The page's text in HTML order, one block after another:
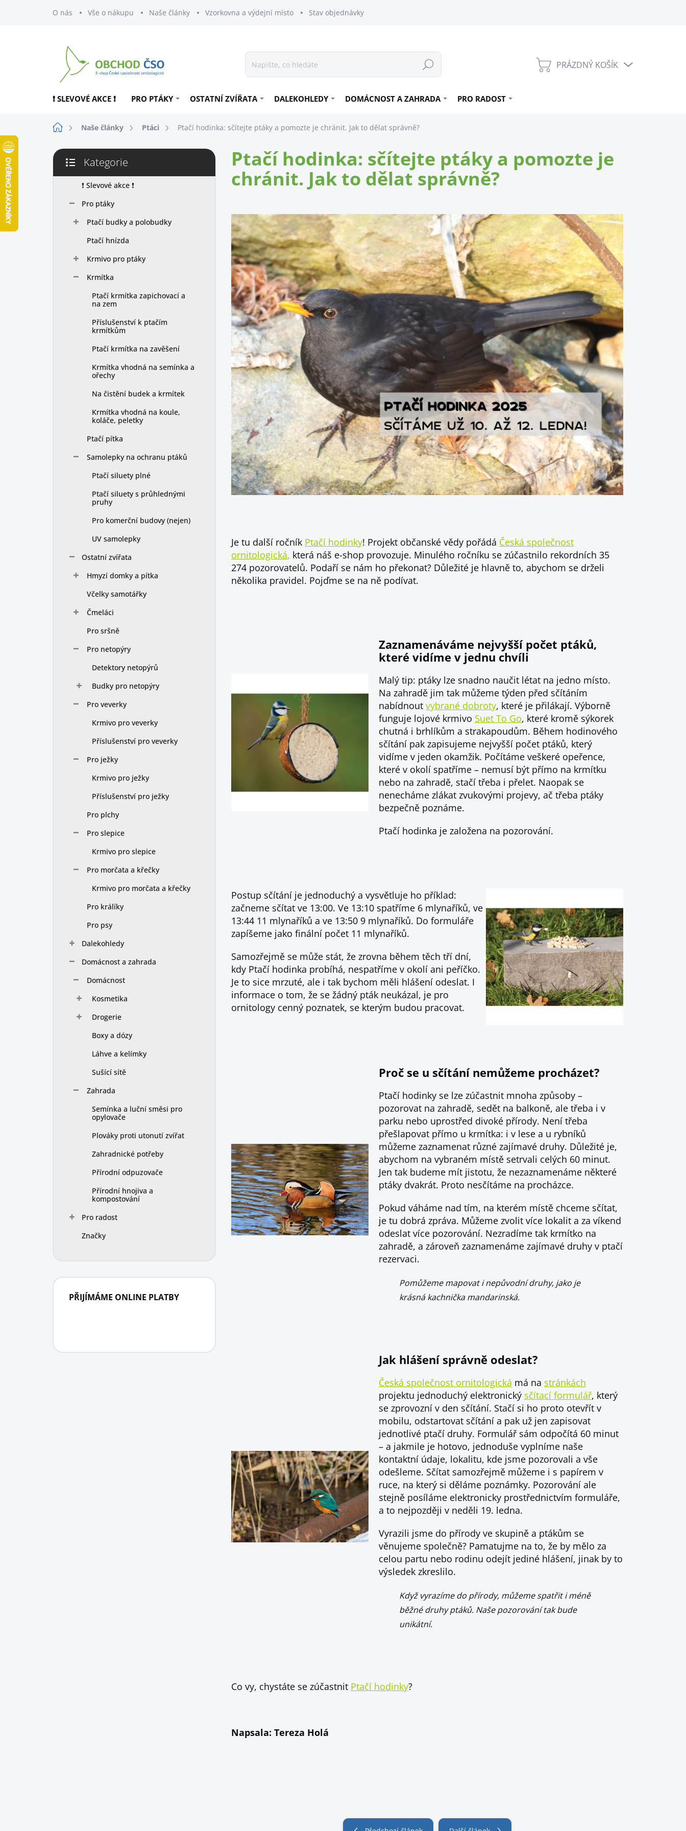
O nás Vše o nákupu Naše články Vzorkovna a výdejní místo Stav objednávky
Hledat NÁKUPNÍ
PRÁZDNÝ KOŠÍK
❗ SLEVOVÉ AKCE ❗ PRO PTÁKY OSTATNÍ ZVÍŘATA DALEKOHLEDY DOMÁCNOST A ZAHRADA PRO RADOST
DomůNaše články Ptáci Ptačí hodinka: sčítejte ptáky a pomozte je chránit. Jak to dělat správně?
P
s
Přeskočit
kategorie
Kategorie
❗ Slevové akce ❗
Pro ptáky
Ptačí budky a polobudky
Ptačí hnízda
Krmivo pro ptáky
Krmítka
Ptačí krmítka zapichovací a
na zem
Příslušenství k ptačím
krmítkům
Ptačí krmítka na zavěšení
Krmítka vhodná na semínka a
ořechy
Na čistění budek a krmítek
Krmítka vhodná na koule,
koláče, peletky
Ptačí pítka
Samolepky na ochranu ptáků
Ptačí siluety plné
Ptačí siluety s průhlednými
pruhy
Pro komerční budovy (nejen)
UV samolepky
Ostatní zvířata
Hmyzí domky a pítka
Včelky samotářky
Čmeláci
Pro sršně
Pro netopýry
Detektory netopýrů
Budky pro netopýry
Pro veverky
Krmivo pro veverky
Příslušenství pro veverky
Pro ježky
Krmivo pro ježky
Příslušenství pro ježky
Pro plchy
Pro slepice
Krmivo pro slepice
Pro morčata a křečky
Krmivo pro morčata a křečky
Pro králíky
Pro psy
Dalekohledy
Domácnost a zahrada
Domácnost
Kosmetika
Drogerie
Boxy a dózy
Láhve a kelímky
Sušící sítě
Zahrada
Semínka a luční směsi pro
opylovače
Plováky proti utonutí zvířat
Zahradnické potřeby
Přírodní odpuzovače
Přírodní hnojiva a
kompostování
Pro radost
Značky
PŘIJÍMÁME ONLINE PLATBY
Ptačí hodinka: sčítejte ptáky a pomozte je
chránit. Jak to dělat správně?
Je tu další ročník Ptačí hodinky! Projekt občanské vědy pořádá Česká společnost
ornitologická, která náš e-shop provozuje. Minulého ročníku se zúčastnilo rekordních 35
274 pozorovatelů. Podaří se nám ho překonat? Důležité je hlavně to, abychom se drželi
několika pravidel. Pojďme se na ně podívat.
Zaznamenáváme nejvyšší počet ptáků,
které vidíme v jednu chvíli
Malý tip: ptáky lze snadno naučit létat na jedno místo.
Na zahradě jim tak můžeme týden před sčítáním
nabídnout vybrané dobroty, které je přilákají. Výborně
funguje lojové krmivo Suet To Go, které kromě sýkorek
chutná i brhlíkům a strakapoudům. Během hodinového
sčítání pak zapisujeme nejvyšší počet ptáků, který
vidíme v jeden okamžik. Počítáme veškeré opeřence,
které v okolí spatříme – nemusí být přímo na krmítku
nebo na zahradě, stačí třeba i přelet. Naopak se
nenecháme zlákat zvukovými projevy, ač třeba ptáky
bezpečně poznáme.
Ptačí hodinka je založena na pozorování.
Postup sčítání je jednoduchý a vysvětluje ho příklad:
začneme sčítat ve 13:00. Ve 13:10 spatříme 6 mlynaříků, ve
13:44 11 mlynaříků a ve 13:50 9 mlynaříků. Do formuláře
zapíšeme jako finální počet 11 mlynaříků.
Samozřejmě se může stát, že zrovna během těch tří dní,
kdy Ptačí hodinka probíhá, nespatříme v okolí ani peříčko.
Je to sice mrzuté, ale i tak bychom měli hlášení odeslat. I
informace o tom, že se žádný pták neukázal, je pro
ornitology cenný poznatek, se kterým budou pracovat.
Proč se u sčítání nemůžeme procházet?
Ptačí hodinky se lze zúčastnit mnoha způsoby –
pozorovat na zahradě, sedět na balkoně, ale třeba i v
parku nebo uprostřed divoké přírody. Není třeba
přešlapovat přímo u krmítka: i v lese a u rybníků
můžeme zaznamenat různé zajímavé druhy. Důležité je,
abychom na vybraném místě setrvali celých 60 minut.
Jen tak budeme mít jistotu, že nezaznamenáme některé
ptáky dvakrát. Proto nesčítáme na procházce.
Pokud váháme nad tím, na kterém místě chceme sčítat,
je tu dobrá zpráva. Můžeme zvolit více lokalit a za víkend
odeslat více pozorování. Nezradíme tak krmítko na
zahradě, a zároveň zaznamenáme zajímavé druhy v ptačí
rezervaci.
Pomůžeme mapovat i nepůvodní druhy, jako je
krásná kachnička mandarinská.
Jak hlášení správně odeslat?
Česká společnost ornitologická má na stránkách
projektu jednoduchý elektronický sčítací formulář, který
se zprovozní v den sčítání. Stačí si ho proto otevřít v
mobilu, odstartovat sčítání a pak už jen zapisovat
jednotlivé ptačí druhy. Formulář sám odpočítá 60 minut
– a jakmile je hotovo, jednoduše vyplníme naše
kontaktní údaje, lokalitu, kde jsme pozorovali a vše
odešleme. Sčítat samozřejmě můžeme i s papírem v
ruce, na který si děláme poznámky. Pozorování ale
stejně posíláme elektronicky prostřednictvím formuláře,
a to nejpozději v neděli 19. ledna.
Vyrazili jsme do přírody ve skupině a ptákům se
věnujeme společně? Pamatujme na to, že by mělo za
celou partu nebo rodinu odejít jediné hlášení, jinak by to
výsledek zkreslilo.
Když vyrazíme do přírody, můžeme spatřit i méně
běžné druhy ptáků. Naše pozorování tak bude
unikátní.
Co vy, chystáte se zúčastnit Ptačí hodinky?
Napsala: Tereza Holá